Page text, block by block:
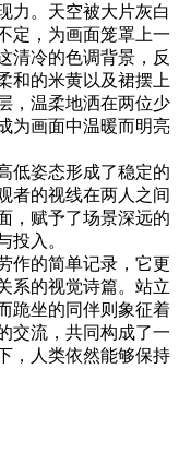
力。天空被大片灰白
定，为画面笼罩上一
清冷的色调背景，反
和的米黄以及裙摆上
，温柔地洒在两位少
为画面中温暖而明亮
低姿态形成了稳定的
者的视线在两人之间
，赋予了场景深远的
投入。
作的简单记录，它更
系的视觉诗篇。站立
跪坐的同伴则象征着
交流，共同构成了一
，人类依然能够保持